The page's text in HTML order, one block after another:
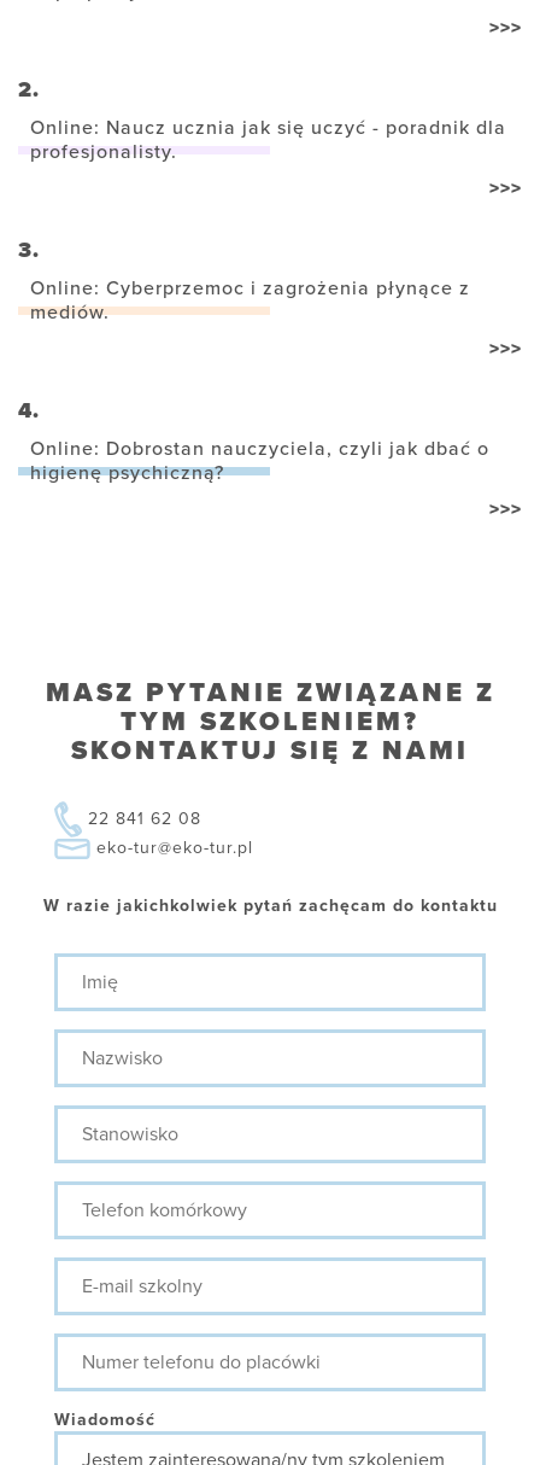
>>>
2.
Online: Naucz ucznia jak się uczyć - poradnik dla
profesjonalisty.
>>>
3.
Online: Cyberprzemoc i zagrożenia płynące z
mediów.
>>>
4.
Online: Dobrostan nauczyciela, czyli jak dbać o
higienę psychiczną?
>>>
MASZ PYTANIE ZWIĄZANE Z
TYM SZKOLENIEM?
SKONTAKTUJ SIĘ Z NAMI
22 841 62 08
eko-tur@eko-tur.pl
W razie jakichkolwiek pytań zachęcam do kontaktu
Imię
Nazwisko
Stanowisko
Telefon
komórkowy
E-
mail
szkolny
Numer
telefonu
do
Wiadomość